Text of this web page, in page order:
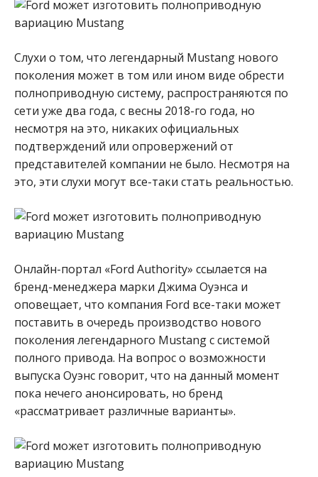
Слухи о том, что легендарный Mustang нового
поколения может в том или ином виде обрести
полноприводную систему, распространяются по
сети уже два года, с весны 2018-го года, но
несмотря на это, никаких официальных
подтверждений или опровержений от
представителей компании не было. Несмотря на
это, эти слухи могут все-таки стать реальностью.
Онлайн-портал «Ford Authority» ссылается на
бренд-менеджера марки Джима Оуэнса и
оповещает, что компания Ford все-таки может
поставить в очередь производство нового
поколения легендарного Mustang с системой
полного привода. На вопрос о возможности
выпуска Оуэнс говорит, что на данный момент
пока нечего анонсировать, но бренд
«рассматривает различные варианты».